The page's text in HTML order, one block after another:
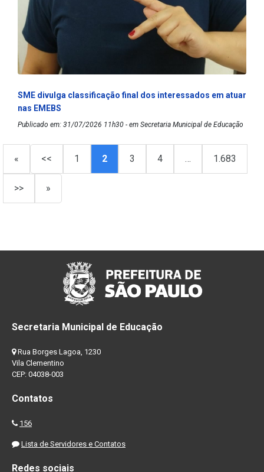
SME divulga classificação final dos interessados em atuar
nas EMEBS
Publicado em: 31/07/2026 11h30 - em Secretaria Municipal de Educação
« << 1 2 3 4 … 1.683
>> »
Secretaria Municipal de Educação
Rua Borges Lagoa, 1230
Vila Clementino
CEP: 04038-003
Contatos
156
Lista de Servidores e Contatos
Redes sociais